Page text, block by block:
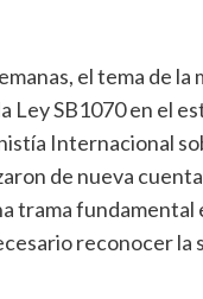
el tema de
Ley SB1070 en el
Internacional
de nueva
trama fundamental
reconocer